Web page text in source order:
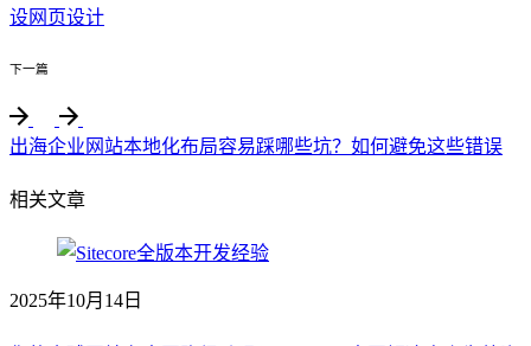
设网页设计
下一篇
出海企业网站本地化布局容易踩哪些坑？如何避免这些错误
相关文章
2025年10月14日